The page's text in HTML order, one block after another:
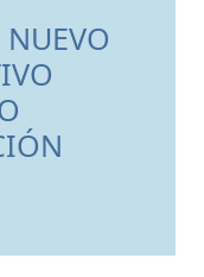
NUEVO